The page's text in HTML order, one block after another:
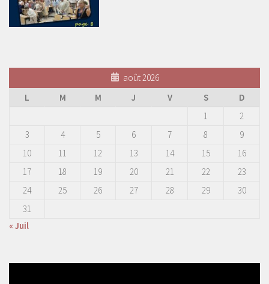
août 2026
L
M M J V S
D
1
2
3
4 5 6 7 8
9
10
11 12 13 14 15
16
17
18 19 20 21 22
23
24
25 26 27 28 29
30
31
« Juil